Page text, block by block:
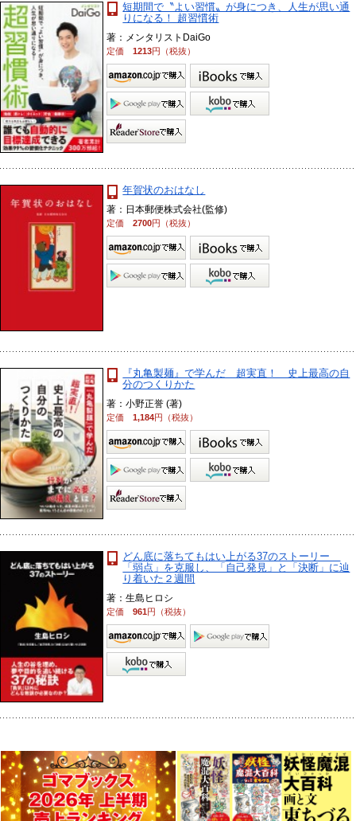
短期間で〝よい習慣〟が身につき、人生が思い通
りになる！ 超習慣術
著：メンタリストDaiGo
定価1213円（税抜）
年賀状のおはなし
著：日本郵便株式会社(監修)
定価2700円（税抜）
『丸亀製麺』で学んだ 超実直！ 史上最高の自
分のつくりかた
著：小野正誉 (著)
定価1,184円（税抜）
どん底に落ちてもはい上がる37のストーリー
「弱点」を克服し、「自己発見」と「決断」に辿
り着いた２週間
著：生島ヒロシ
定価961円（税抜）